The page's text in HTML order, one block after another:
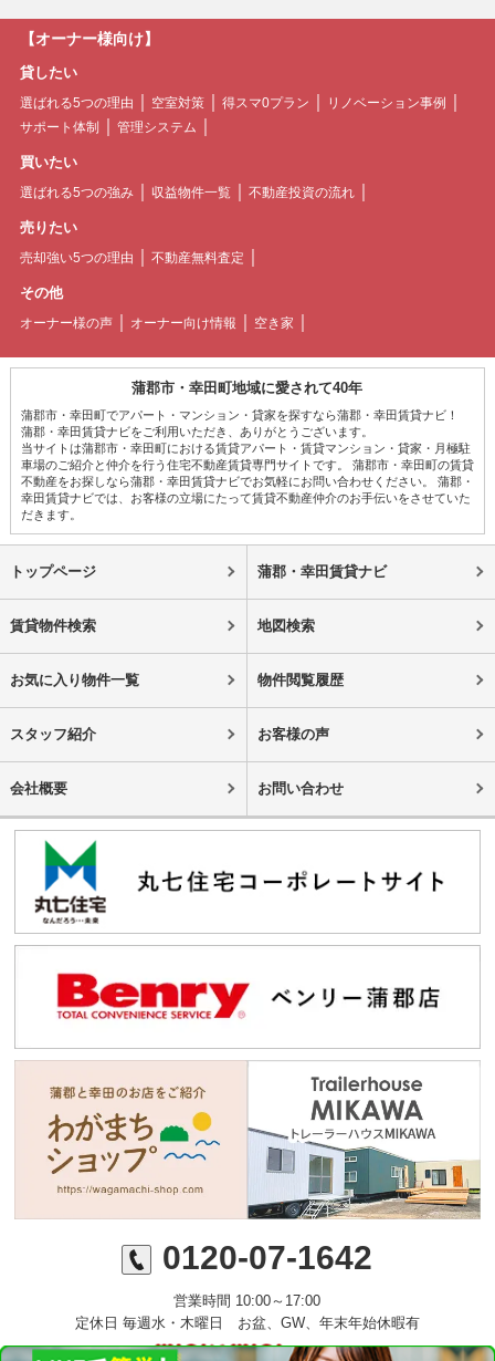
【オーナー様向け】
貸したい
選ばれる5つの理由 空室対策 得スマ0プラン
リノベーション事例
サポート体制
管理システム
買いたい
選ばれる5つの強み 収益物件一覧 不動産投資の流れ
売りたい
売却強い5つの理由 不動産無料査定
その他
オーナー様の声 オーナー向け情報 空き家
蒲郡市・幸田町地域に愛されて40年
蒲郡市・幸田町でアパート・マンション・貸家を探すなら蒲郡・幸田賃貸ナビ！
蒲郡・幸田賃貸ナビをご利用いただき、ありがとうございます。
当サイトは蒲郡市・幸田町における賃貸アパート・賃貸マンション・貸家・月極駐
車場のご紹介と仲介を行う住宅不動産賃貸専門サイトです。 蒲郡市・幸田町の賃貸
不動産をお探しなら蒲郡・幸田賃貸ナビでお気軽にお問い合わせください。 蒲郡・
幸田賃貸ナビでは、お客様の立場にたって賃貸不動産仲介のお手伝いをさせていた
だきます。
トップページ 蒲郡・幸田賃貸ナビ
賃貸物件検索 地図検索
お気に入り物件一覧 物件閲覧履歴
スタッフ紹介 お客様の声
会社概要 お問い合わせ
0120-07-1642
営業時間 10:00～17:00
定休日 毎週水・木曜日 お盆、GW、年末年始休暇有